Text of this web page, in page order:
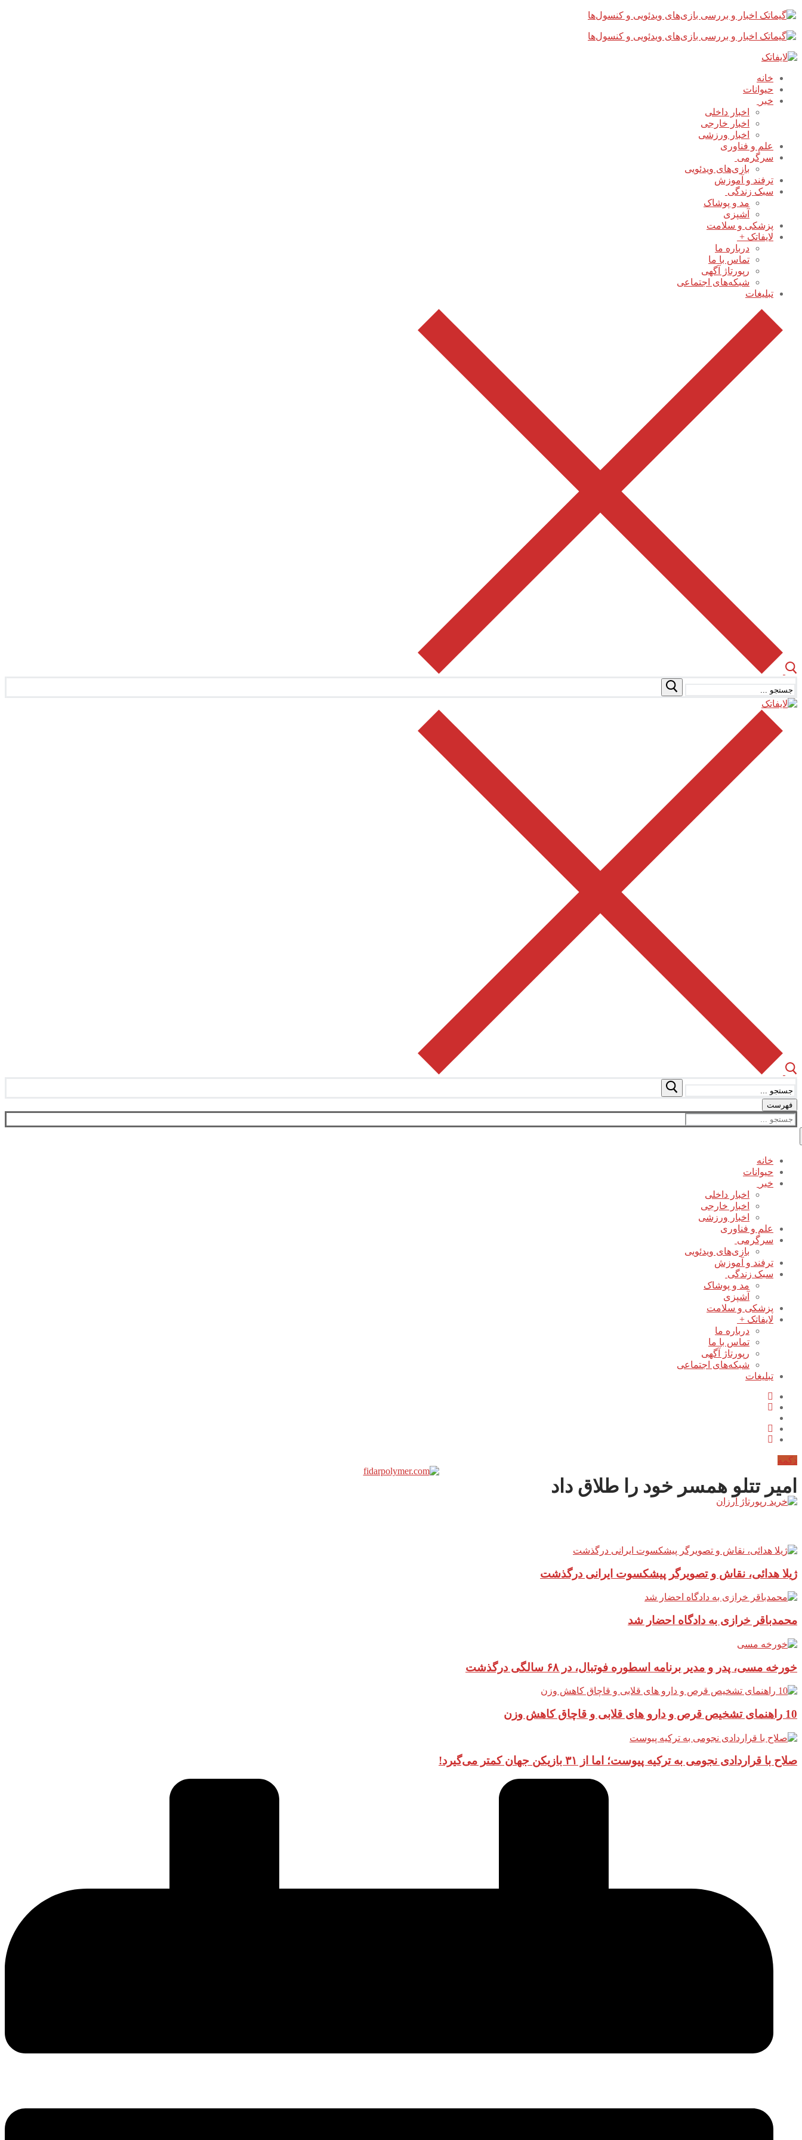
پرش
محتوا
فهرست
بستن
خانه
حیوانات
خبر
اخبار داخلی
اخبار خارجی
اخبار ورزشی
علم و فناوری
سرگرمی
بازی‌های ویدئویی
ترفند و آموزش
سبک زندگی
مد و پوشاک
آشپزی
پزشکی و سلامت
لایفاتک +
درباره ما
تماس با ما
رپورتاژ آگهی
شبکه‌های اجتماعی
تبلیغات
برای:
برای:
فهرست
جستجو
برای:
خانه
حیوانات
خبر
اخبار داخلی
اخبار خارجی
اخبار ورزشی
علم و فناوری
سرگرمی
بازی‌های ویدئویی
ترفند و آموزش
سبک زندگی
مد و پوشاک
آشپزی
پزشکی و سلامت
لایفاتک +
درباره ما
تماس با ما
رپورتاژ آگهی
شبکه‌های اجتماعی
تبلیغات
دکمه
امیر تتلو همسر خود را طلاق داد
ژیلا هدائی، نقاش و تصویرگر پیشکسوت ایرانی درگذشت
محمدباقر خرازی به دادگاه احضار شد
خورخه مسی، پدر و مدیر برنامه اسطوره فوتبال، در ۶۸ سالگی درگذشت
10 راهنمای تشخیص قرص و دارو های قلابی و قاچاق کاهش وزن
صلاح با قراردادی نجومی به ترکیه پیوست؛ اما از ۳۱ بازیکن جهان کمتر می‌گیرد!